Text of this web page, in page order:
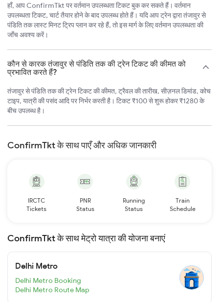
हाँ, आप ConfirmTkt पर वर्तमान उपलब्धता टिकट बुक कर सकते हैं। वर्तमान
उपलब्धता टिकट, चार्ट तैयार होने के बाद उपलब्ध होते हैं। यदि आप ट्रेन द्वारा तंजावुर से
पंडिति तक लास्ट मिनट ट्रिप प्लान कर रहे हैं, तो इस मार्ग के लिए वर्तमान उपलब्धता की
जाँच अवश्य करें।
कौन से कारक तंजावुर से पंडिति तक की ट्रेन टिकट की कीमत को
प्रभावित करते हैं?
तंजावुर से पंडिति तक की ट्रेन टिकट की कीमत, ट्रैवल की तारीख, सीज़नल डिमांड, कोच
टाइप, यात्री की पसंद आदि पर निर्भर करती है। टिकट ₹100 से शुरू होकर ₹1280 के
बीच उपलब्ध है।
ConfirmTkt के साथ पाएँ और अधिक जानकारी
IRCTC
Tickets
PNR
Status
Running
Status
Train
Schedule
ConfirmTkt के साथ मेट्रो यात्रा की योजना बनाएं
Delhi Metro
Delhi Metro Booking
Delhi Metro Route Map